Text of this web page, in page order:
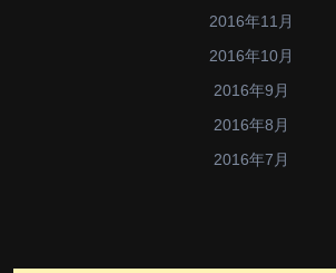
2016年11月
2016年10月
2016年9月
2016年8月
2016年7月